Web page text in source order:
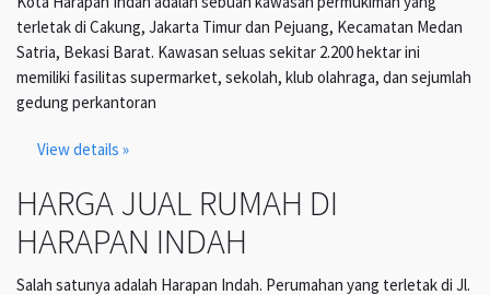
terletak di Cakung, Jakarta Timur dan Pejuang, Kecamatan Medan
Satria, Bekasi Barat. Kawasan seluas sekitar 2.200 hektar ini
memiliki fasilitas supermarket, sekolah, klub olahraga, dan sejumlah
gedung perkantoran
View details »
HARGA JUAL RUMAH DI
HARAPAN INDAH
Salah satunya adalah Harapan Indah. Perumahan yang terletak di Jl.